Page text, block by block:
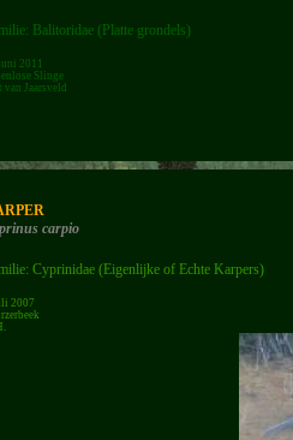
Balitoridae (Platte grondels)
2011
Slinge
van Jaarsveld
carpio
Cyprinidae (Eigenlijke of Echte Karpers)
2007